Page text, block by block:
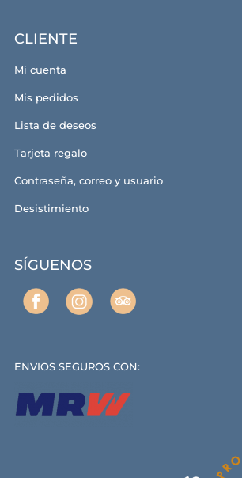
CLIENTE
Mi cuenta
Mis pedidos
Lista de deseos
Tarjeta regalo
Contraseña, correo y usuario
Desistimiento
SÍGUENOS
ENVIOS SEGUROS CON: